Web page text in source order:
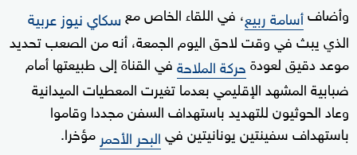
وأضافأسامة ربيع، في اللقاء الخاص معسكاي نيوز عربية
الذي يبث في وقت لاحق اليوم الجمعة، أنه من الصعب تحديد
موعد دقيق لعودةحركة الملاحةفي القناة إلى طبيعتها أمام
ضبابية المشهد الإقليمي بعدما تغيرت المعطيات الميدانية
وعاد الحوثيون للتهديد باستهداف السفن مجددا وقاموا
باستهداف سفينتين يونانيتين فيالبحر الأحمر مؤخرا.